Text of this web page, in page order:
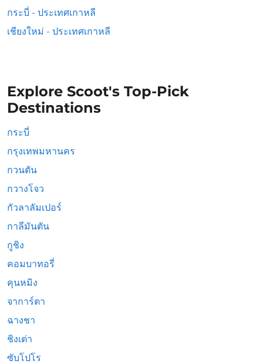
กระบี่ - ประเทศเกาหลี
เชียงใหม่ - ประเทศเกาหลี
Explore Scoot's Top-Pick
Destinations
กระบี่
กรุงเทพมหานคร
กวนตัน
กวางโจว
กัวลาลัมเปอร์
กาลีมันตัน
กูชิง
คอมบาทอรี่
คุนหมิง
จาการ์ตา
ฉางชา
ชิงเต่า
ซับโปโร